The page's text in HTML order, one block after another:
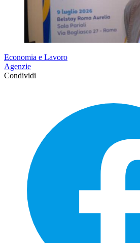
Economia e Lavoro
Agenzie
Condividi